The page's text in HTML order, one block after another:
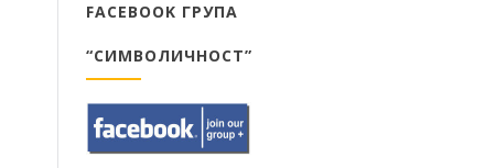
FACEBOOK ГРУПА
“СИМВОЛИЧНОСТ”